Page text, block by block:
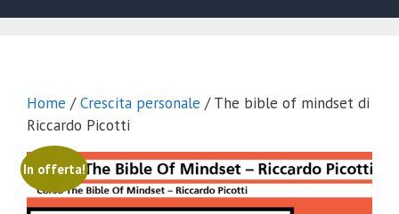
Home /Crescita personale / The bible of mindset di
Riccardo Picotti
In offerta!